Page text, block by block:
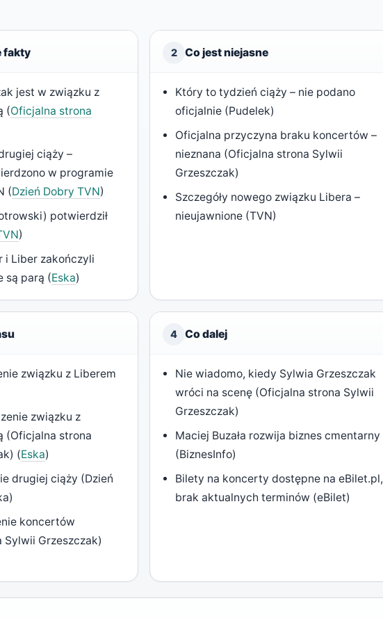
fakty
jest w związku z
(Oficjalna strona
ciąży –
w programie
(Dzień Dobry TVN)
potwierdził
)
i Liber zakończyli
są parą (Eska)
2 Co jest niejasne
Który to tydzień ciąży – nie podano
oficjalnie (Pudelek)
Oficjalna przyczyna braku koncertów –
nieznana (Oficjalna strona Sylwii
Grzeszczak)
Szczegóły nowego związku Libera –
nieujawnione (TVN)
związku z Liberem
związku z
(Oficjalna strona
(Eska)
drugiej ciąży (Dzień
koncertów
Sylwii Grzeszczak)
4 Co dalej
Nie wiadomo, kiedy Sylwia Grzeszczak
wróci na scenę (Oficjalna strona Sylwii
Grzeszczak)
Maciej Buzała rozwija biznes cmentarny
(BiznesInfo)
Bilety na koncerty dostępne na eBilet.pl,
brak aktualnych terminów (eBilet)